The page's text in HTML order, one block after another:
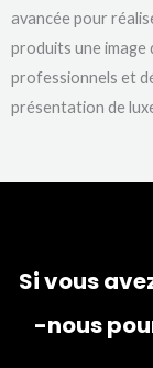
avancée pour
produits une image
professionnels et
présentation de
Si vous
-nous